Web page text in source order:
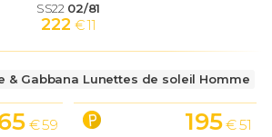
SS22 02/81
222 € 11
& Gabbana Lunettes de soleil Homme
€ 59 195 € 51